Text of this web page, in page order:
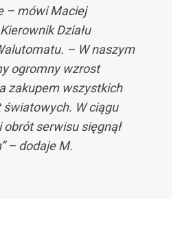
– mówi Maciej
Działu
– W naszym
ogromny wzrost
zakupem wszystkich
światowych. W ciągu
serwisu sięgnął
– dodaje M.